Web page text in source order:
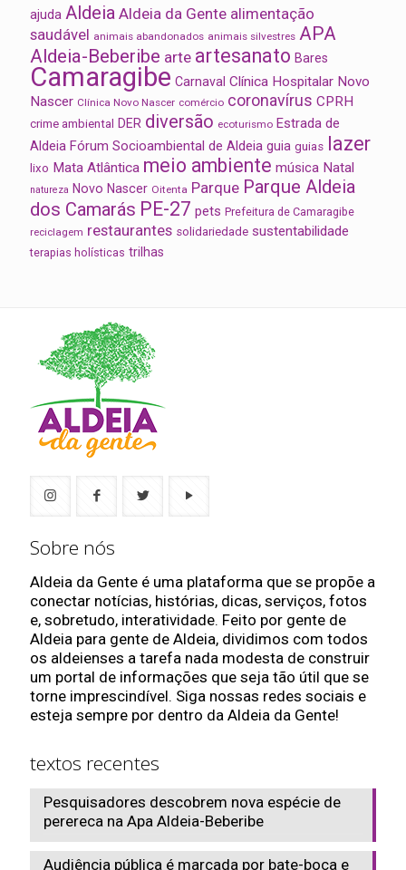
ajuda Aldeia Aldeia da Gente alimentação
saudável animais abandonados animais silvestres APA
Aldeia-Beberibe arte artesanato Bares
Camaragibe Carnaval Clínica Hospitalar Novo
Nascer Clínica Novo Nascer comércio coronavírus CPRH
crime ambiental DER diversão ecoturismo Estrada de
Aldeia Fórum Socioambiental de Aldeia guia guias lazer
lixo Mata Atlântica meio ambiente música Natal
natureza Novo Nascer Oitenta Parque Parque Aldeia
dos Camarás PE-27 pets Prefeitura de Camaragibe
reciclagem restaurantes solidariedade sustentabilidade
terapias holísticas trilhas
Sobre nós
Aldeia da Gente é uma plataforma que se propõe a
conectar notícias, histórias, dicas, serviços, fotos
e, sobretudo, interatividade. Feito por gente de
Aldeia para gente de Aldeia, dividimos com todos
os aldeienses a tarefa nada modesta de construir
um portal de informações que seja tão útil que se
torne imprescindível. Siga nossas redes sociais e
esteja sempre por dentro da Aldeia da Gente!
textos recentes
Pesquisadores descobrem nova espécie de
perereca na Apa Aldeia-Beberibe
Audiência pública é marcada por bate-boca e